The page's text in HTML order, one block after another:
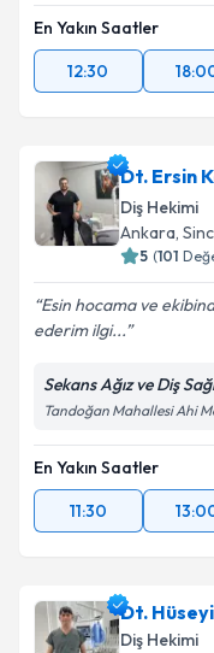
En Yakın Saatler
12:30
Dt. Ersin
Diş Hekimi
Ankara,
5 (101
Esin hocama ve
ederim ilgi...
Sekans Ağız ve Diş
Tandoğan Mahallesi Ahi
En Yakın Saatler
11:30
Dt.
Diş Hekimi